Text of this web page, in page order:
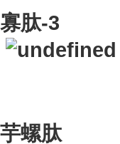
寡肽-3
芋螺肽